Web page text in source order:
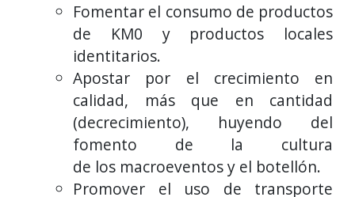
Fomentar el consumo de productos
de KM0 y productos locales
identitarios.
Apostar por el crecimiento en
calidad, más que en cantidad
(decrecimiento), huyendo del
fomento de la cultura
de los macroeventos y el botellón.
Promover el uso de transporte